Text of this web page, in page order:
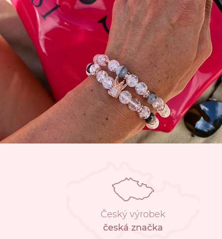
Český výrobek
česká značka